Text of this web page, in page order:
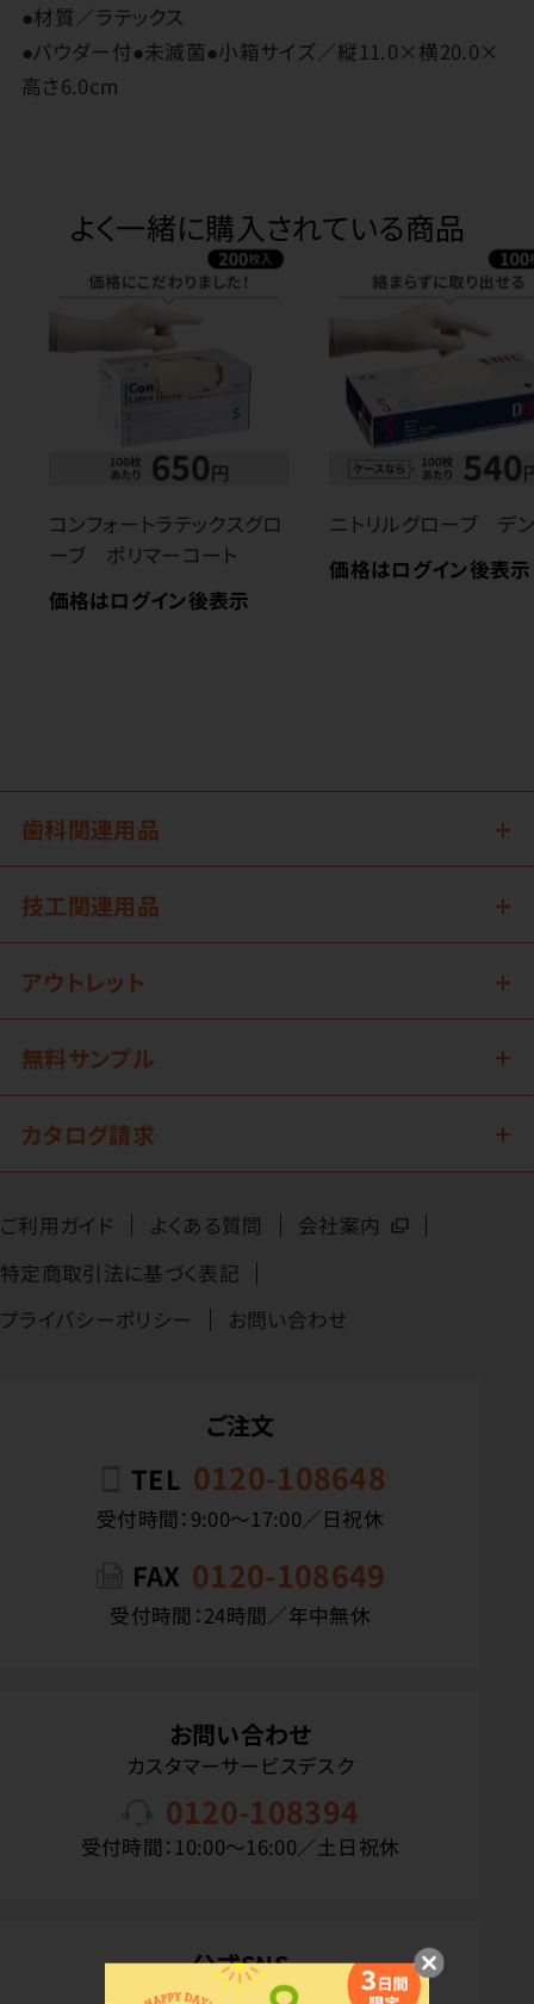
●材質／ラテックス
●パウダー付●未滅菌●小箱サイズ／縦11.0×横20.0×
高さ6.0cm
よく一緒に購入されている商品
コンフォートラテックスグロ
ーブ ポリマーコート
価格はログイン後表示
ニトリルグローブ デ
価格はログイン後表示
歯科関連用品
技工関連用品
アウトレット
無料サンプル
カタログ請求
ご利用ガイド よくある質問
会社案内
特定商取引法に基づく表記
プライバシーポリシー
お問い合わせ
ご注文
TEL 0120-108648
受付時間：9:00〜17:00／日祝休
FAX 0120-108649
受付時間：24時間／年中無休
お問い合わせ
カスタマーサービスデスク
0120-108394
受付時間：10:00〜16:00／土日祝休
公式SNS